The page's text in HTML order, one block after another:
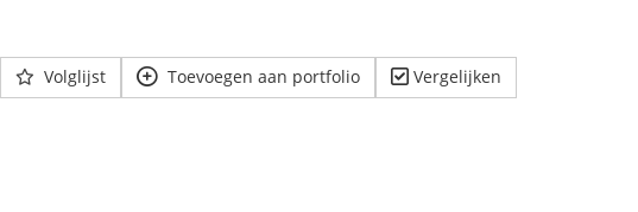
Volglijst Toevoegen aan portfolio Vergelijken